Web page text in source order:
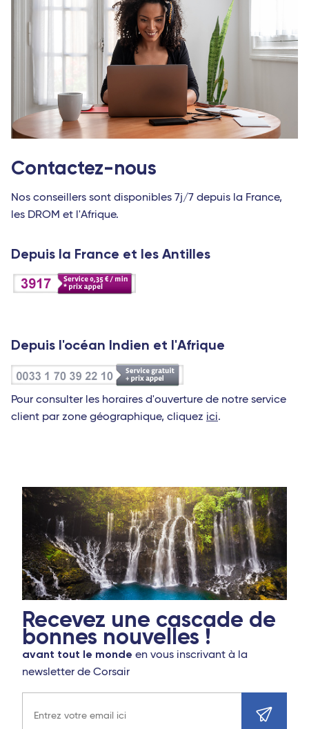
Contactez-nous
Nos conseillers sont disponibles 7j/7 depuis la France,
les DROM et l'Afrique.
Depuis la France et les Antilles
Depuis l'océan Indien et l'Afrique
Pour consulter les horaires d'ouverture de notre service
client par zone géographique, cliquez ici.
Recevez une cascade de
bonnes nouvelles !
avant tout le monde en vous inscrivant à la
newsletter de Corsair